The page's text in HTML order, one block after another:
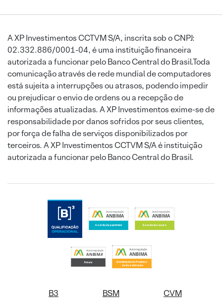
A XP Investimentos CCTVM S/A, inscrita sob o CNPJ:
02.332.886/0001-04, é uma instituição financeira
autorizada a funcionar pelo Banco Central do Brasil.Toda
comunicação através de rede mundial de computadores
está sujeita a interrupções ou atrasos, podendo impedir
ou prejudicar o envio de ordens ou a recepção de
informações atualizadas. A XP Investimentos exime-se de
responsabilidade por danos sofridos por seus clientes,
por força de falha de serviços disponibilizados por
terceiros. A XP Investimentos CCTVM S/A é instituição
autorizada a funcionar pelo Banco Central do Brasil.
B3 BSM CVM